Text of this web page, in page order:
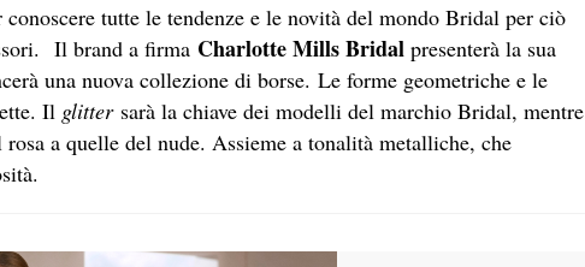
tutte le tendenze e le novità del mondo Bridal per ciò
Il brand a firma Charlotte Mills Bridal presenterà la sua
una nuova collezione di borse. Le forme geometriche e le
Il glittersarà la chiave dei modelli del marchio Bridal, mentre
a quelle del nude. Assieme a tonalità metalliche, che